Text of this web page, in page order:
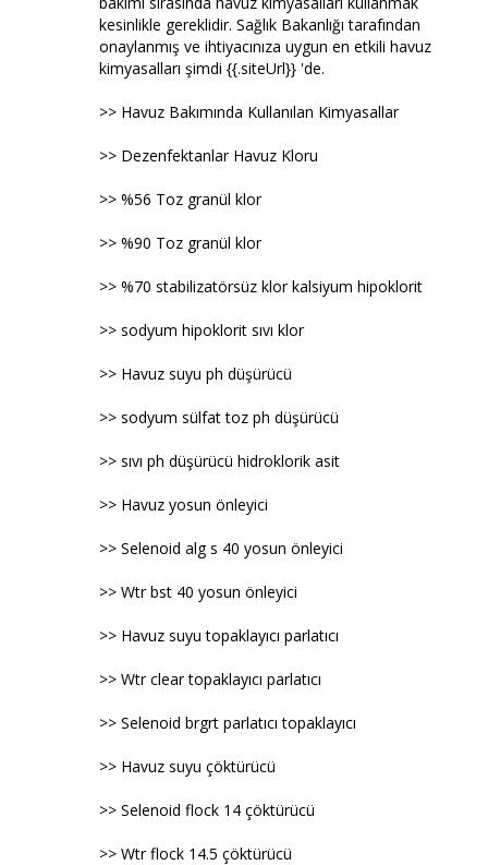
kesinlikle gereklidir. Sağlık Bakanlığı tarafından
onaylanmış ve ihtiyacınıza uygun en etkili havuz
kimyasalları şimdi {{.siteUrl}} 'de.
>> Havuz Bakımında Kullanılan Kimyasallar
>> Dezenfektanlar Havuz Kloru
>> %56 Toz granül klor
>> %90 Toz granül klor
>> %70 stabilizatörsüz klor kalsiyum hipoklorit
>> sodyum hipoklorit sıvı klor
>> Havuz suyu ph düşürücü
>> sodyum sülfat toz ph düşürücü
>> sıvı ph düşürücü hidroklorik asit
>> Havuz yosun önleyici
>> Selenoid alg s 40 yosun önleyici
>> Wtr bst 40 yosun önleyici
>> Havuz suyu topaklayıcı parlatıcı
>> Wtr clear topaklayıcı parlatıcı
>> Selenoid brgrt parlatıcı topaklayıcı
>> Havuz suyu çöktürücü
>> Selenoid flock 14 çöktürücü
>> Wtr flock 14.5 çöktürücü